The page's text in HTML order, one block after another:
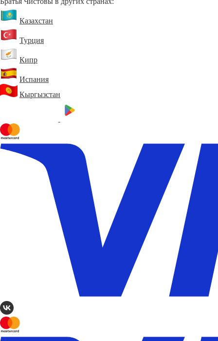
Казахстан
Турция
Кипр
Испания
Кыргызстан